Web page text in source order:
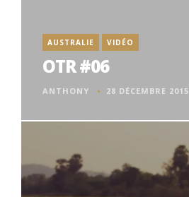
AUSTRALIE VIDÉO
OTR #06
ANTHONY 28 DÉCEMBRE 2015